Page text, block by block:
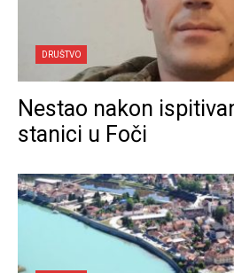
DRUŠTVO
Nestao nakon
stanici u Foči